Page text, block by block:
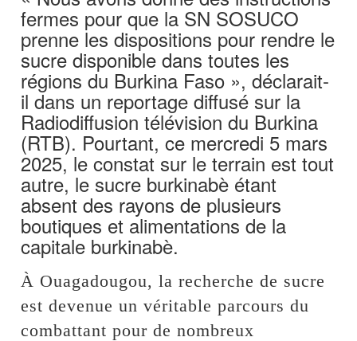
fermes pour que la SN SOSUCO
prenne les dispositions pour rendre le
sucre disponible dans toutes les
régions du Burkina Faso », déclarait-
il dans un reportage diffusé sur la
Radiodiffusion télévision du Burkina
(RTB). Pourtant, ce mercredi 5 mars
2025, le constat sur le terrain est tout
autre, le sucre burkinabè étant
absent des rayons de plusieurs
boutiques et alimentations de la
capitale burkinabè.
À Ouagadougou, la recherche de sucre
est devenue un véritable parcours du
combattant pour de nombreux